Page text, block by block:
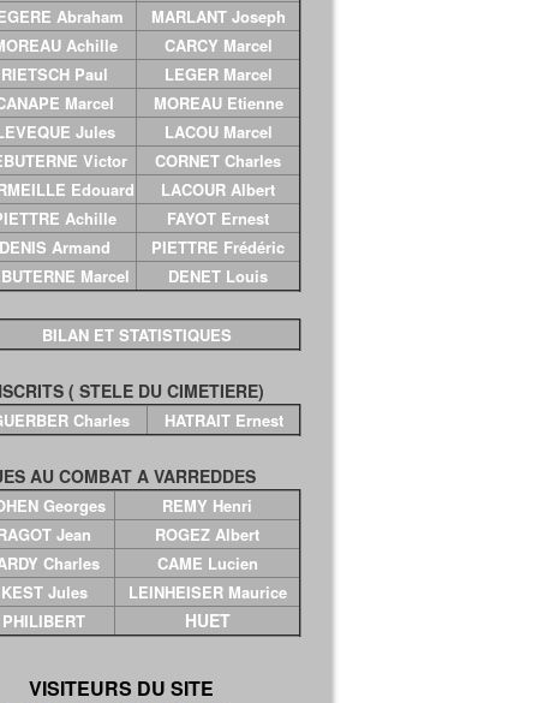
Abraham
MARLANT Joseph
Achille
CARCY Marcel
RIETSCH Paul
LEGER Marcel
Marcel
MOREAU Etienne
Jules
LACOU Marcel
Victor
CORNET Charles
Edouard
LACOUR Albert
Achille
FAYOT Ernest
DENIS Armand
PIETTRE Frédéric
Marcel
DENET Louis
BILAN ET STATISTIQUES
( STELE DU CIMETIERE)
Charles HATRAIT Ernest
AU COMBAT A VARREDDES
Georges
REMY Henri
Jean
ROGEZ Albert
Charles
CAME Lucien
KEST Jules
LEINHEISER Maurice
PHILIBERT
HUET
VISITEURS DU SITE